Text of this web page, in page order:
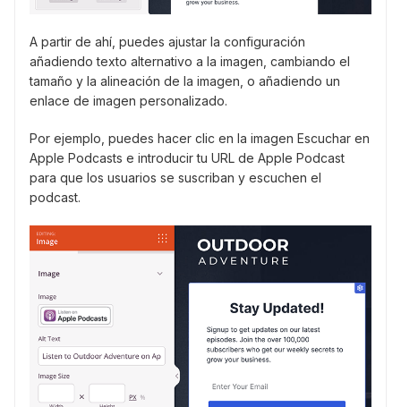
A partir de ahí, puedes ajustar la configuración
añadiendo texto alternativo a la imagen, cambiando el
tamaño y la alineación de la imagen, o añadiendo un
enlace de imagen personalizado.
Por ejemplo, puedes hacer clic en la imagen Escuchar en
Apple Podcasts e introducir tu URL de Apple Podcast
para que los usuarios se suscriban y escuchen el
podcast.